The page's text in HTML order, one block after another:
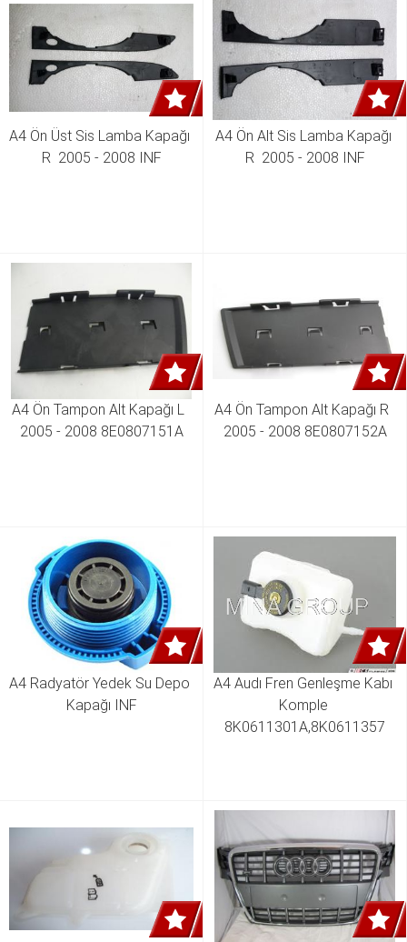
A4 Ön Üst Sis Lamba Kapağı
R  2005 - 2008 INF
A4 Ön Alt Sis Lamba Kapağı
R  2005 - 2008 INF
A4 Ön Tampon Alt Kapağı L
2005 - 2008 8E0807151A
A4 Ön Tampon Alt Kapağı R
2005 - 2008 8E0807152A
A4 Radyatör Yedek Su Depo
Kapağı INF
A4 Audı Fren Genleşme Kabı
Komple
8K0611301A,8K0611357